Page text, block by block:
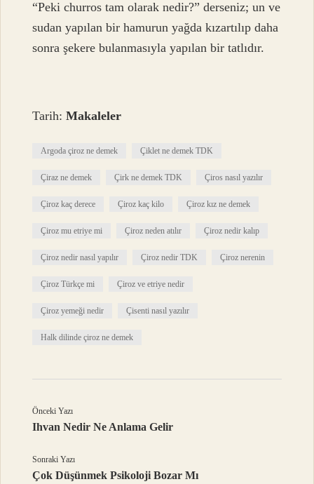
“Peki churros tam olarak nedir?” derseniz; un ve
sudan yapılan bir hamurun yağda kızartılıp daha
sonra şekere bulanmasıyla yapılan bir tatlıdır.
Tarih:Makaleler
Argoda çiroz ne demek Çiklet ne demek TDK
Çiraz ne demek Çirk ne demek TDK Çiros nasıl yazılır
Çiroz kaç derece Çiroz kaç kilo Çiroz kız ne demek
Çiroz mu etriye mi Çiroz neden atılır Çiroz nedir kalıp
Çiroz nedir nasıl yapılır Çiroz nedir TDK Çiroz nerenin
Çiroz Türkçe mi Çiroz ve etriye nedir
Çiroz yemeği nedir Çisenti nasıl yazılır
Halk dilinde çiroz ne demek
Önceki Yazı
Ihvan Nedir Ne Anlama Gelir
Sonraki Yazı
Çok Düşünmek Psikoloji Bozar Mı